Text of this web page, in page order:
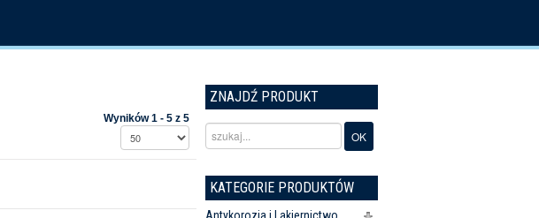
Wyników 1 - 5 z 5
ZNAJDŹ PRODUKT
KATEGORIE PRODUKTÓW